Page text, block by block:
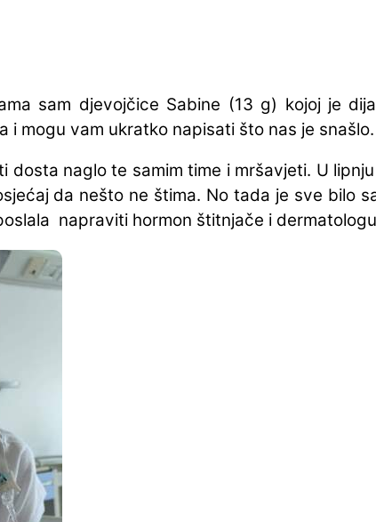
sam djevojčice Sabine (13 g) kojoj je
i mogu vam ukratko napisati što nas je snašlo.
dosta naglo te samim time i mršavjeti. U
da nešto ne štima. No tada je sve bilo
napraviti hormon štitnjače i